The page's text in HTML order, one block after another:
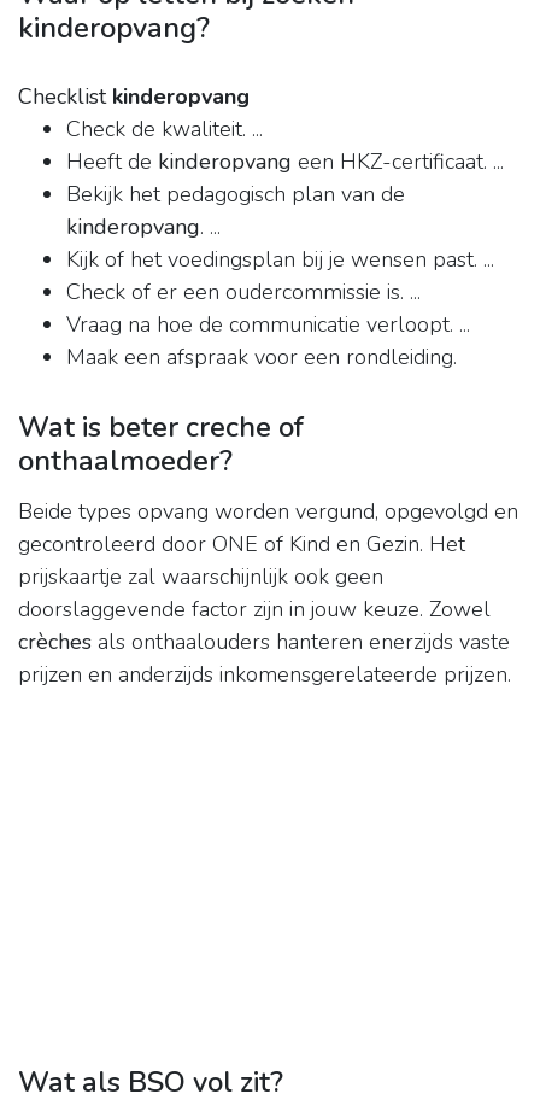
kinderopvang?
Checklist kinderopvang
Check de kwaliteit. ...
Heeft de kinderopvang een HKZ-certificaat. ...
Bekijk het pedagogisch plan van de
kinderopvang. ...
Kijk of het voedingsplan bij je wensen past. ...
Check of er een oudercommissie is. ...
Vraag na hoe de communicatie verloopt. ...
Maak een afspraak voor een rondleiding.
Wat is beter creche of
onthaalmoeder?
Beide types opvang worden vergund, opgevolgd en
gecontroleerd door ONE of Kind en Gezin. Het
prijskaartje zal waarschijnlijk ook geen
doorslaggevende factor zijn in jouw keuze. Zowel
crèches als onthaalouders hanteren enerzijds vaste
prijzen en anderzijds inkomensgerelateerde prijzen.
Wat als BSO vol zit?